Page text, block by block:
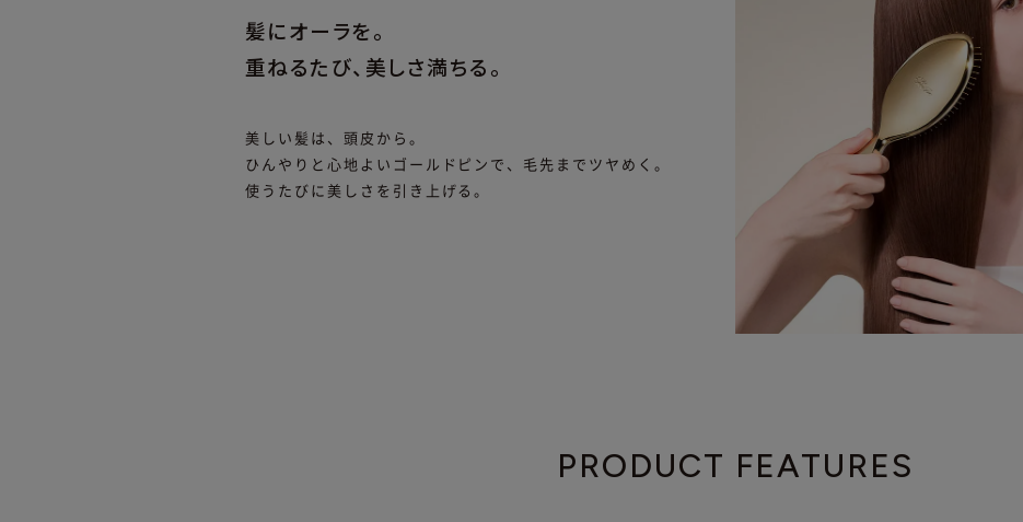
髪にオーラを。
重ねるたび、美しさ満ちる。
美しい髪は、頭皮から。
ひんやりと心地よいゴールドピンで、 毛先までツヤめく。
使うたびに美しさを引き上げる。
PRODUCT FEATURES